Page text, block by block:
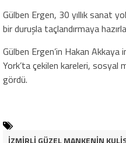
Gülben Ergen, 30 yıllık sanat
bir duruşla taçlandırmaya
Gülben Ergen’in Hakan Akkaya
York’ta çekilen kareleri, sosyal
gördü.